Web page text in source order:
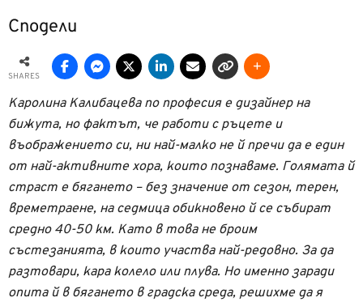
Сподели
SHARES
Каролина Калибацева по професия е дизайнер на
бижута, но фактът, че работи с ръцете и
въображението си, ни най-малко не й пречи да е един
от най-активните хора, които познаваме. Голямата й
страст е бягането – без значение от сезон, терен,
времетраене, на седмица обикновено й се събират
средно 40-50 км. Като в това не броим
състезанията, в които участва най-редовно. За да
разтовари, кара колело или плува. Но именно заради
опита й в бягането в градска среда, решихме да я